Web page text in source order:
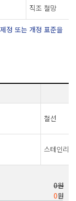
직조 철망
정 또는 개정 표준을
철선
스테인리
0원
0원